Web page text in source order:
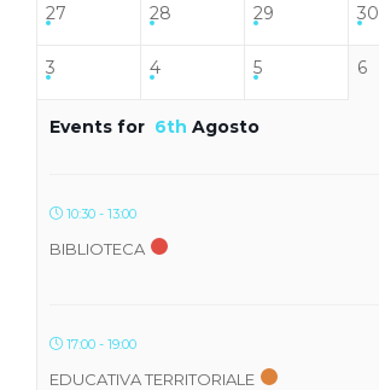
27 28 29 30
3 4 5 6
Events for 6th Agosto
10:30 - 13:00
BIBLIOTECA
17:00 - 19:00
EDUCATIVA TERRITORIALE